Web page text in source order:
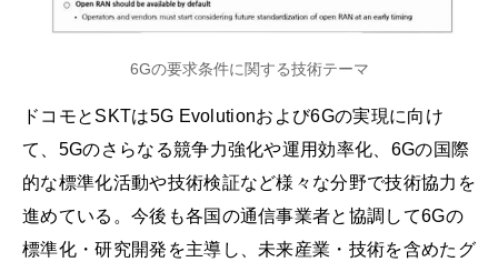
6Gの要求条件に関する技術テーマ
ドコモとSKTは5G Evolutionおよび6Gの実現に向け
て、5Gのさらなる競争力強化や運用効率化、6Gの国際
的な標準化活動や技術検証など様々な分野で技術協力を
進めている。今後も各国の通信事業者と協調して6Gの
標準化・研究開発を主導し、未来産業・技術を含めたグ